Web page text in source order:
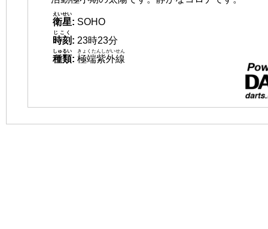
衛星
えいせい
: SOHO
時刻
じこく
: 23時23分
種類
しゅるい
: 極端紫外線
きょくたんしがいせん